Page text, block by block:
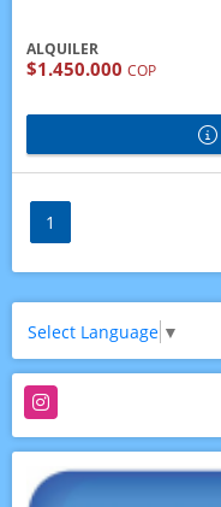
ALQUILER
$1.450.000 COP
1
Select Language ▼
Instagram